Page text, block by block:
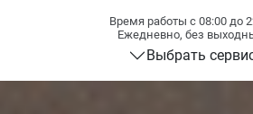
Время работы с 08:00 до
Ежедневно, без
Выбрать